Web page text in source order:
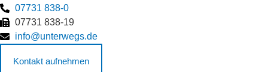
07731 838-0
07731 838-19
info@unterwegs.de
Kontakt aufnehmen